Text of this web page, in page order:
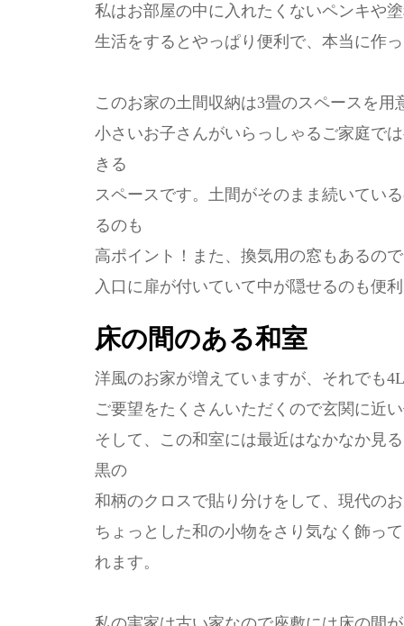
私はお部屋の中に入れたくないペンキや
生活をするとやっぱり便利で、本当に作
このお家の土間収納は3畳のスペースを用
小さいお子さんがいらっしゃるご家庭で
きる
スペースです。土間がそのまま続いてい
るのも
高ポイント！また、換気用の窓もあるの
入口に扉が付いていて中が隠せるのも便
床の間のある和室
洋風のお家が増えていますが、それでも
ご要望をたくさんいただくので玄関に近
そして、この和室には最近はなかなか見
黒の
和柄のクロスで貼り分けをして、現代の
ちょっとした和の小物をさり気なく飾っ
れます。